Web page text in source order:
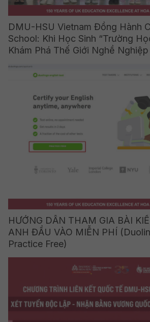
DMU-HSU Vietnam Đồng Hành
School: Khi Học Sinh “Trường
Khám Phá Thế Giới Nghề
HƯỚNG DẪN THAM GIA BÀI
ANH ĐẦU VÀO MIỄN PHÍ
Practice Free)